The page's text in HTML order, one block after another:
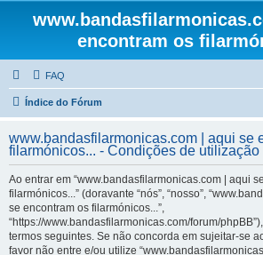
encontram os
FAQ
Índice do Fórum
www.bandasfilarmonicas.com | aqui se
filarmónicos... - Condições de utilização
Ao entrar em “www.bandasfilarmonicas.com | aqui
filarmónicos...” (doravante “nós”, “nosso”,
se encontram os filarmónicos...”,
“https://www.bandasfilarmonicas.com/forum/
termos seguintes. Se não concorda em sujeitar-se
favor não entre e/ou utilize